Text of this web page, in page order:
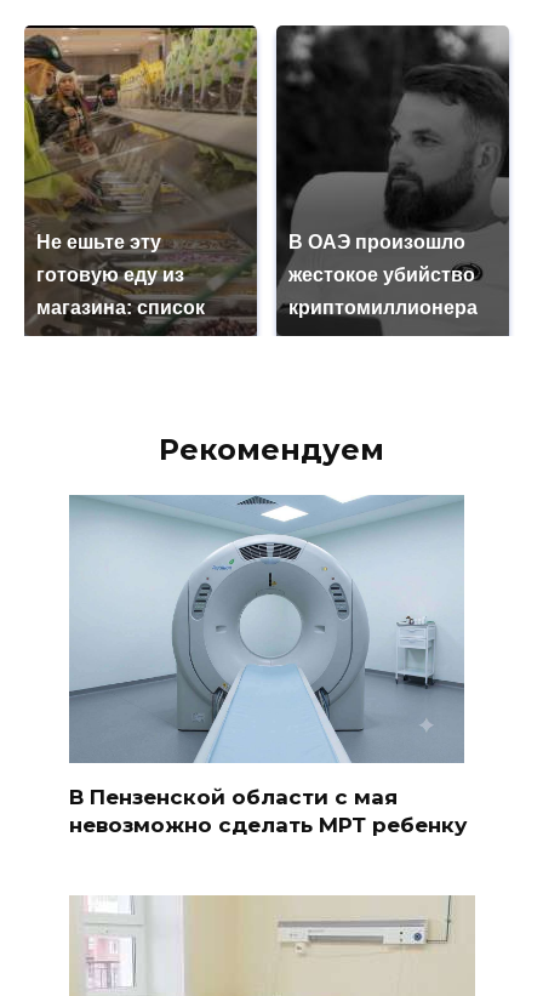
Не ешьте эту
готовую еду из
магазина: список
В ОАЭ произошло
жестокое убийство
криптомиллионера
Рекомендуем
В Пензенской области с мая
невозможно сделать МРТ ребенку